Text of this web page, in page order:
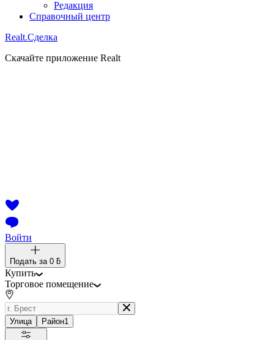
Редакция
Справочный центр
Realt.Сделка
Скачайте приложение Realt
Войти
Подать за 0 ƃ
Купить
Торговое помещение
Улица Район1